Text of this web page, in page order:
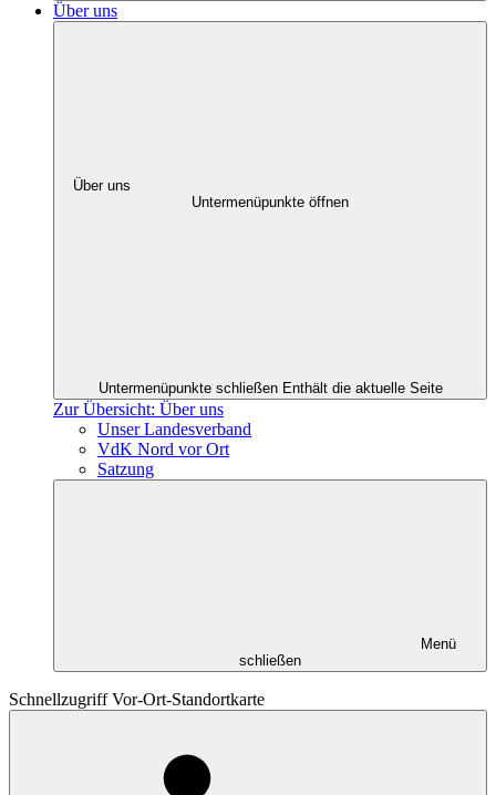
Über uns
Über uns
Untermenüpunkte öffnen
Untermenüpunkte schließen Enthält die aktuelle Seite
Zur Übersicht: Über uns
Unser Landesverband
VdK Nord vor Ort
Satzung
Menü
schließen
Schnellzugriff Vor-Ort-Standortkarte